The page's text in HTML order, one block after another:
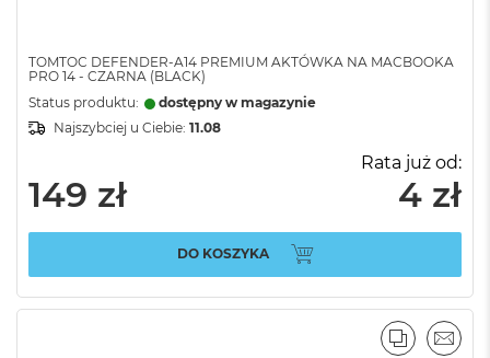
TOMTOC DEFENDER-A14 PREMIUM AKTÓWKA NA MACBOOKA
PRO 14 - CZARNA (BLACK)
Status produktu:
dostępny w magazynie
Najszybciej u Ciebie: 11.08
149 zł
Rata już od:
4 zł
DO KOSZYKA